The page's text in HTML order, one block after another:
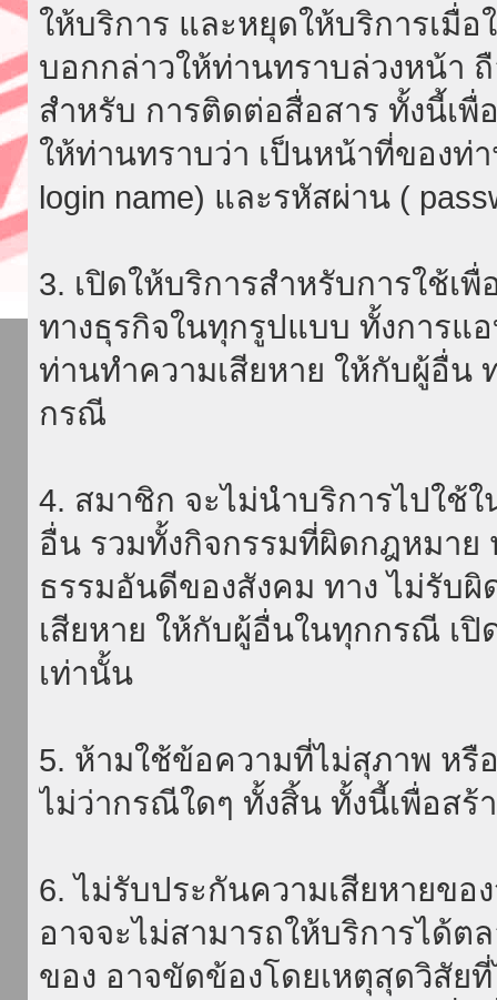
ให้บริการ และหยุดให้บริการเมื่
บอกกล่าวให้ท่านทราบล่วงหน้า
สำหรับ การติดต่อสื่อสาร ทั้งนี้เพื่
ให้ท่านทราบว่า เป็นหน้าที่ของท่
login name) และรหัสผ่าน (
3. เปิดให้บริการสำหรับการใช้เ
ทางธุรกิจในทุกรูปแบบ ทั้งการแ
ท่านทำความเสียหาย ให้กับผู้อื่น
กรณี
4. สมาชิก จะไม่นำบริการไปใช้
อื่น รวมทั้งกิจกรรมที่ผิดกฎหมาย
ธรรมอันดีของสังคม ทาง ไม่รับ
เสียหาย ให้กับผู้อื่นในทุกกรณี เปิ
เท่านั้น
5. ห้ามใช้ข้อความที่ไม่สุภาพ หรื
ไม่ว่ากรณีใดๆ ทั้งสิ้น ทั้งนี้เพื่อสร้
6. ไม่รับประกันความเสียหายขอ
อาจจะไม่สามารถให้บริการได้ต
ของ อาจขัดข้องโดยเหตุสุดวิสัย